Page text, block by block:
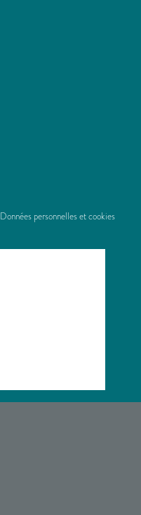
Données personnelles et cookies